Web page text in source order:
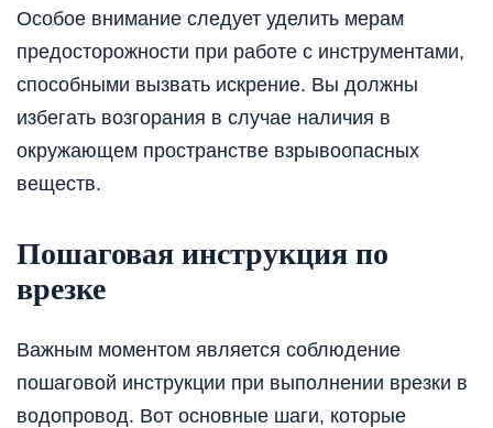
Особое внимание следует уделить мерам
предосторожности при работе с инструментами,
способными вызвать искрение. Вы должны
избегать возгорания в случае наличия в
окружающем пространстве взрывоопасных
веществ.
Пошаговая инструкция по
врезке
Важным моментом является соблюдение
пошаговой инструкции при выполнении врезки в
водопровод. Вот основные шаги, которые